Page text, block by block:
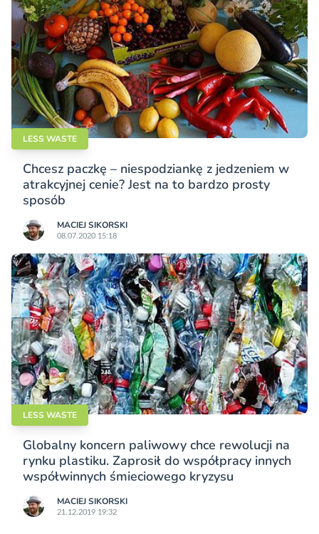
LESS WASTE
Chcesz paczkę – niespodziankę z jedzeniem w
atrakcyjnej cenie? Jest na to bardzo prosty
sposób
MACIEJ SIKORSKI
08.07.2020 15:18
LESS WASTE
Globalny koncern paliwowy chce rewolucji na
rynku plastiku. Zaprosił do współpracy innych
współwinnych śmieciowego kryzysu
MACIEJ SIKORSKI
21.12.2019 19:32